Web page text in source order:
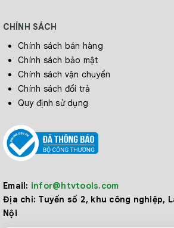
CHÍNH SÁCH
Chính sách bán hàng
Chính sách bảo mật
Chính sách vận chuyển
Chính sách đổi trả
Quy định sử dụng
Email: infor@htvtools.com
Địa chỉ: Tuyến số 2, khu công nghiệp,
Nội